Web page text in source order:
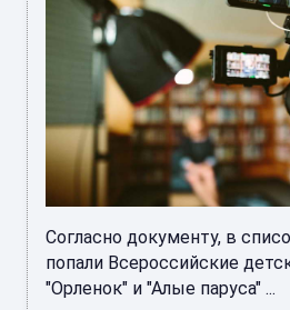
Согласно документу, в
попали Всероссийские
"Орленок" и "Алые паруса" ...